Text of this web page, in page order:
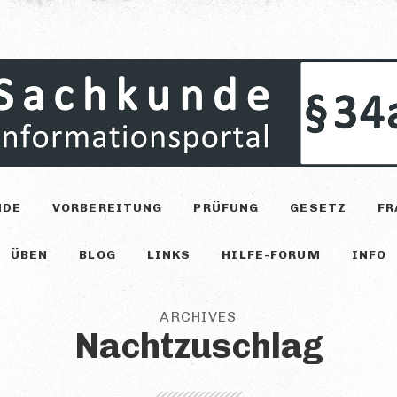
VORBEREITUNG PRÜFUNG GESETZ
ÜBEN BLOG LINKS HILFE-FORUM INFO
ARCHIVES
Nachtzuschlag